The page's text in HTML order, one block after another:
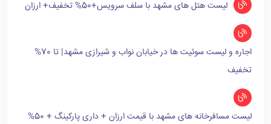
لیست هتل های مشهد با سلف سرویس+50% تخفیف+ ارزان
اجاره و لیست سوئیت ها در خیابان نواب و شیرازی مشهد| تا 70%
تخفیف
لیست مسافرخانه های مشهد با قیمت ارزان + داری پارکینگ + 50%